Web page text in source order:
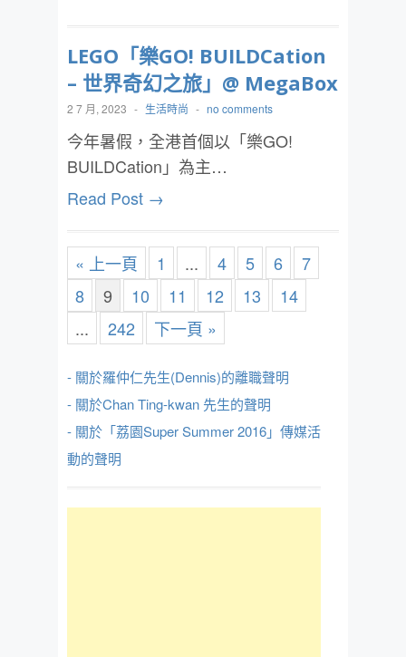
LEGO「樂GO! BUILDCation
– 世界奇幻之旅」@ MegaBox
2 7 月, 2023 - 生活時尚 - no comments
今年暑假，全港首個以「樂GO!
BUILDCation」為主…
Read Post →
« 上一頁 1 ... 4 5 6
7
8
9 10 11 12 13
14
...
242 下一頁 »
- 關於羅仲仁先生(Dennis)的離職聲明
- 關於Chan Ting-kwan 先生的聲明
- 關於「荔園Super Summer 2016」傳媒活
動的聲明